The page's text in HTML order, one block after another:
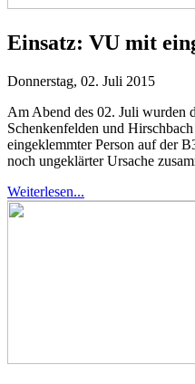
Einsatz: VU mit
Donnerstag, 02. Juli 2015
Am Abend des 02. Juli wurden
Schenkenfelden und
eingeklemmter Person auf der
noch ungeklärter Ursache
Weiterlesen...